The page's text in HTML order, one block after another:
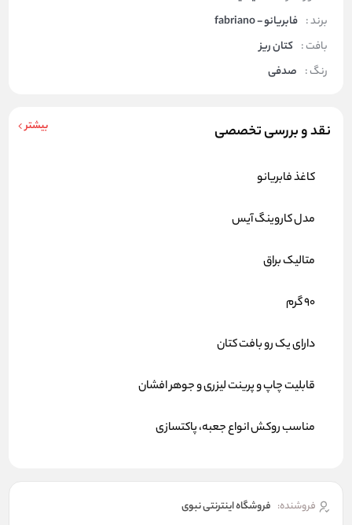
برند : فابریانو - fabriano
بافت : کتان ریز
رنگ : صدفی
نقد و بررسی تخصصی بیشتر
کاغذ فابریانو
مدل کاروینگ آیس
متالیک براق
90 گرم
دارای یک رو بافت کتان
قابلیت چاپ و پرینت لیزری و جوهر افشان
مناسب روکش انواع جعبه، پاکتسازی
فروشنده: فروشگاه اینترنتی نبوی